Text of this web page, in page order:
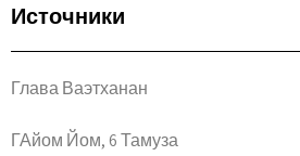
Источники
Глава Ваэтханан
ГАйом Йом, 6 Тамуза